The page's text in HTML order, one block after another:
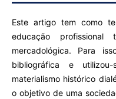
Este artigo tem como
educação profissional
mercadológica. Para
bibliográfica e
materialismo histórico
o objetivo de uma